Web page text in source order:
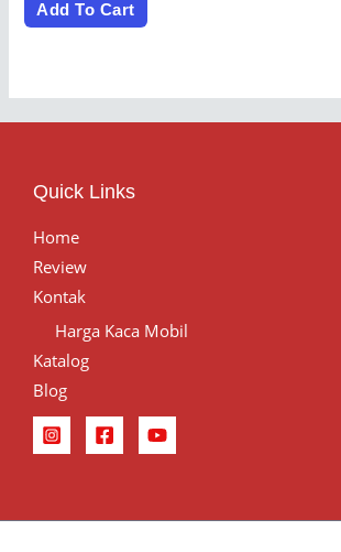
Add To Cart
Quick Links
Home
Review
Kontak
Harga Kaca Mobil
Katalog
Blog